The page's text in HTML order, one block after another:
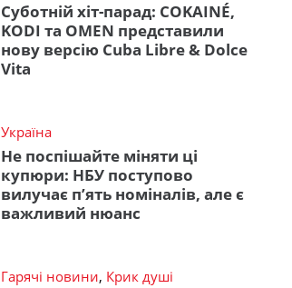
Суботній хіт-парад: COKAINÉ,
KODI та OMEN представили
нову версію Cuba Libre & Dolce
Vita
Україна
Не поспішайте міняти ці
купюри: НБУ поступово
вилучає п’ять номіналів, але є
важливий нюанс
Гарячі новини, Крик душі